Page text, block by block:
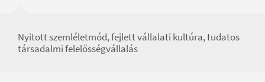
Nyitott szemléletmód, fejlett vállalati kultúra, tudatos
társadalmi felelősségvállalás